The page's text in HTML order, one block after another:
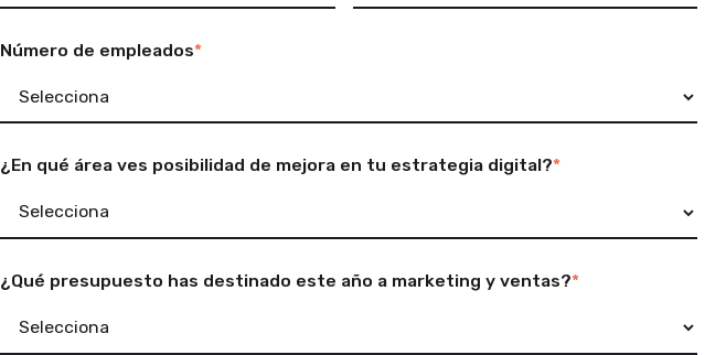
Número de empleados*
¿En qué área ves posibilidad de mejora en tu estrategia digital?*
¿Qué presupuesto has destinado este año a marketing y ventas?*